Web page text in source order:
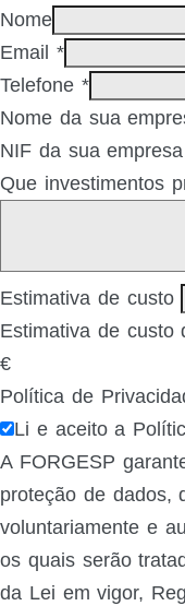
Nome
Email *
Telefone *
Nome da sua
NIF da sua
Que investimentos
Estimativa de custo
Estimativa de custo
€
Política de
Li e aceito a
A FORGESP
proteção de dados,
voluntariamente e
os quais serão
da Lei em vigor,